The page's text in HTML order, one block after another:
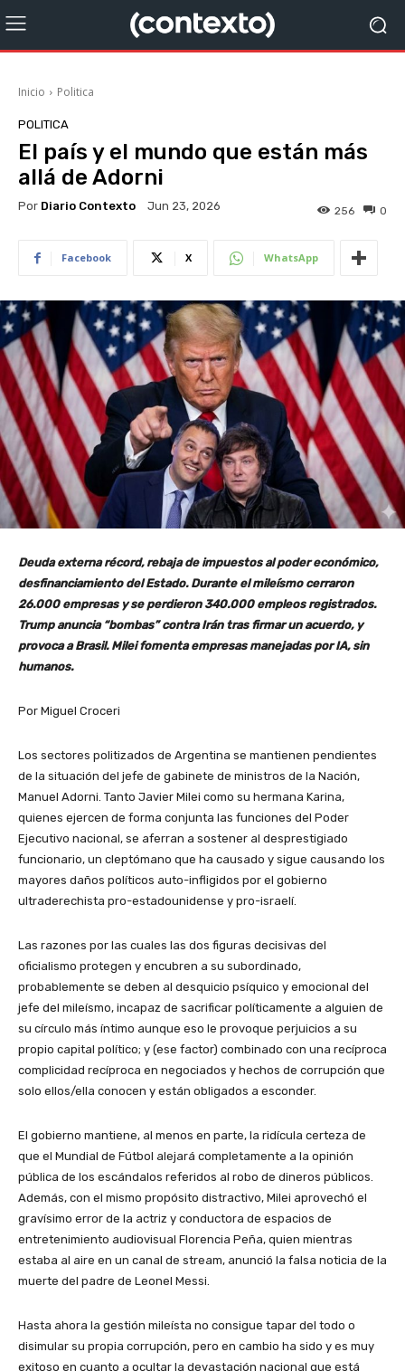
Inicio Politica
POLITICA
El país y el mundo que están más
allá de Adorni
Por Diario Contexto Jun 23, 2026 0
256
Facebook X WhatsApp
Deuda externa récord, rebaja de impuestos al poder económico,
desfinanciamiento del Estado. Durante el mileísmo cerraron
26.000 empresas y se perdieron 340.000 empleos registrados.
Trump anuncia “bombas” contra Irán tras firmar un acuerdo, y
provoca a Brasil. Milei fomenta empresas manejadas por IA, sin
humanos.
Por Miguel Croceri
Los sectores politizados de Argentina se mantienen pendientes
de la situación del jefe de gabinete de ministros de la Nación,
Manuel Adorni. Tanto Javier Milei como su hermana Karina,
quienes ejercen de forma conjunta las funciones del Poder
Ejecutivo nacional, se aferran a sostener al desprestigiado
funcionario, un cleptómano que ha causado y sigue causando los
mayores daños políticos auto-infligidos por el gobierno
ultraderechista pro-estadounidense y pro-israelí.
Las razones por las cuales las dos figuras decisivas del
oficialismo protegen y encubren a su subordinado,
probablemente se deben al desquicio psíquico y emocional del
jefe del mileísmo, incapaz de sacrificar políticamente a alguien de
su círculo más íntimo aunque eso le provoque perjuicios a su
propio capital político; y (ese factor) combinado con una recíproca
complicidad recíproca en negociados y hechos de corrupción que
solo ellos/ella conocen y están obligados a esconder.
El gobierno mantiene, al menos en parte, la ridícula certeza de
que el Mundial de Fútbol alejará completamente a la opinión
pública de los escándalos referidos al robo de dineros públicos.
Además, con el mismo propósito distractivo, Milei aprovechó el
gravísimo error de la actriz y conductora de espacios de
entretenimiento audiovisual Florencia Peña, quien mientras
estaba al aire en un canal de stream, anunció la falsa noticia de la
muerte del padre de Leonel Messi.
Hasta ahora la gestión mileísta no consigue tapar del todo o
disimular su propia corrupción, pero en cambio ha sido y es muy
exitoso en cuanto a ocultar la devastación nacional que está